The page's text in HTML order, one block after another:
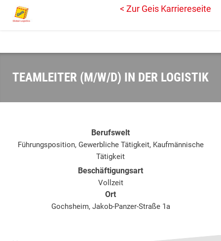
< Zur Geis Karriereseite
TEAMLEITER (M/W/D) IN DER LOGISTIK
Berufswelt
Führungsposition, Gewerbliche Tätigkeit, Kaufmännische
Tätigkeit
Beschäftigungsart
Vollzeit
Ort
Gochsheim, Jakob-Panzer-Straße 1a